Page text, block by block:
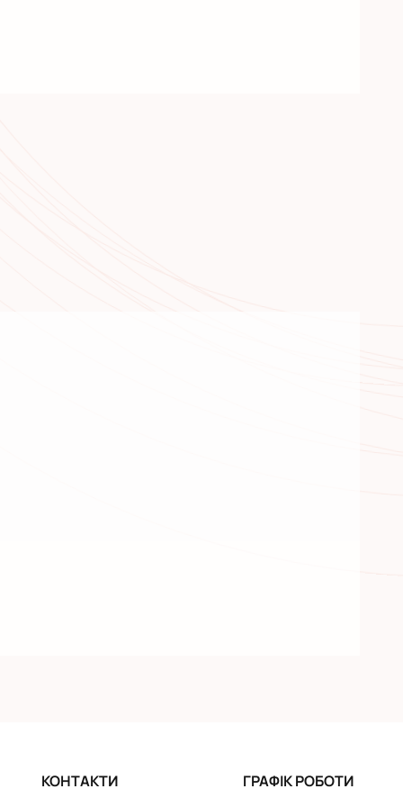
КОНТАКТИ ГРАФІК РОБОТИ